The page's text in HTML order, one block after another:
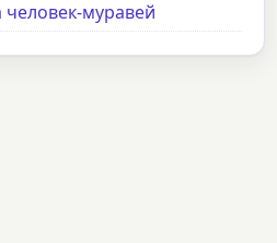
человек-муравей